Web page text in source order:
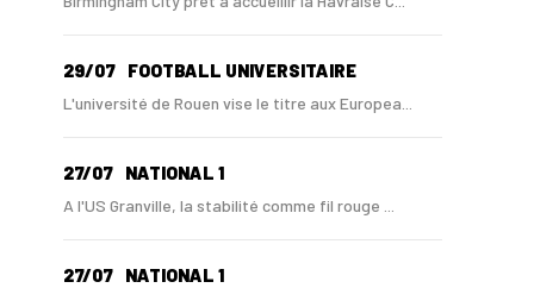
29/07 FOOTBALL UNIVERSITAIRE
L'université de Rouen vise le titre aux Europea...
27/07 NATIONAL 1
A l'US Granville, la stabilité comme fil rouge ...
27/07 NATIONAL 1